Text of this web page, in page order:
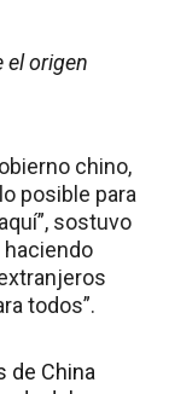
el origen
chino,
posible para
sostuvo
haciendo
todos”.
de China